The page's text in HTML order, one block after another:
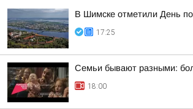
В Шимске отметили День
17:25
Семьи бывают разными:
18:00